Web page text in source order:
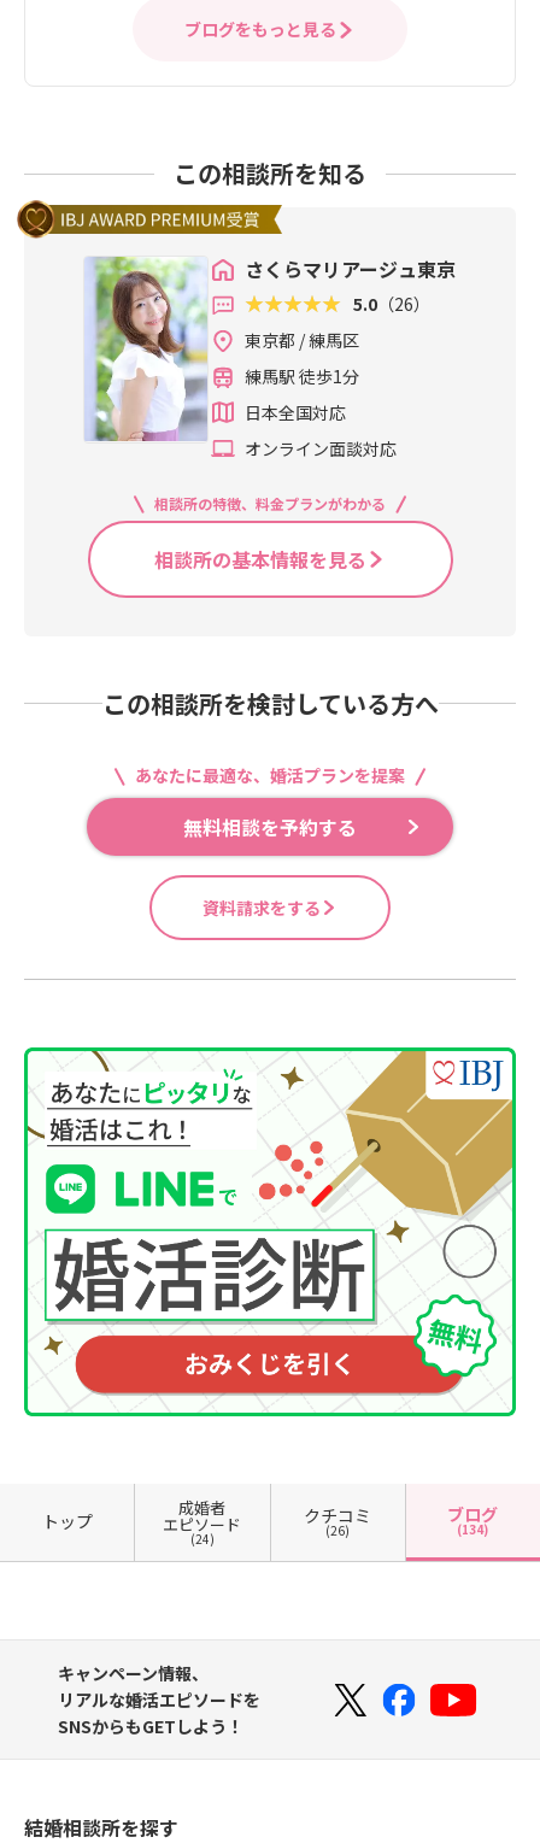
ブログをもっと見る
この相談所を知る
さくらマリアージュ東京
5.0 （26）
東京都 / 練馬区
練馬駅 徒歩1分
日本全国対応
オンライン面談対応
相談所の特徴、料金プランがわかる
相談所の基本情報を見る
この相談所を検討している方へ
あなたに最適な、婚活プランを提案
無料相談を予約する
資料請求をする
トップ
成婚者
エピソード
(24)
クチコミ
(26)
ブログ
(134)
キャンペーン情報、
リアルな婚活エピソードを
SNSからもGETしよう！
結婚相談所を探す